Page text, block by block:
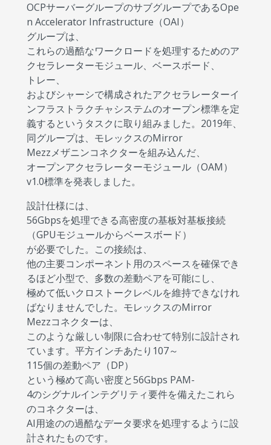
OCPサーバーグループのサブグループであるOpe
n Accelerator Infrastructure（OAI）
グループは、
これらの過酷なワークロードを処理するためのア
クセラレーターモジュール、ベースボード、
トレー、
およびシャーシで構成されたアクセラレーターイ
ンフラストラクチャシステムのオープン標準を定
義するというタスクに取り組みました。2019年、
同グループは、モレックスのMirror
Mezzメザニンコネクターを組み込んだ、
オープンアクセラレーターモジュール（OAM）
v1.0標準を発表しました。
設計仕様には、
56Gbpsを処理できる高密度の基板対基板接続
（GPUモジュールからベースボード）
が必要でした。この接続は、
他の主要コンポーネント用のスペースを確保でき
るほど小型で、多数の差動ペアを可能にし、
極めて低いクロストークレベルを維持できなけれ
ばなりませんでした。モレックスのMirror
Mezzコネクターは、
このような厳しい制限に合わせて特別に設計され
ています。平方インチあたり107～
115個の差動ペア（DP）
という極めて高い密度と56Gbps PAM-
4のシグナルインテグリティ要件を備えたこれら
のコネクターは、
AI用途のの過酷なデータ要求を処理するように設
計されたものです。